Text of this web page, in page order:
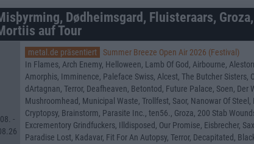
Dødheimsgard, Fluisteraars,
auf Tour
-
metal.de präsentiert
Summer Breeze Open Air 2026 (Festival)
In Flames, Arch Enemy, Helloween, Lamb Of God, Airbourne,
Amorphis, Imminence, Paleface Swiss, Alcest, The Butcher Sisters,
dArtagnan, Terror, Deafheaven, Betontod, Future Palace, Soen, Der
Mushroomhead, Municipal Waste, Trollfest, Saor, Nanowar Of
Cryptopsy, Brainstorm, Parasite Inc., ten56., Groza, 200 Stab
Excrementory Grindfuckers, Illdisposed, Our Promise, Eisbrecher,
Paradise Lost, Kadavar, Fit For An Autopsy, Terror, Decapitated,